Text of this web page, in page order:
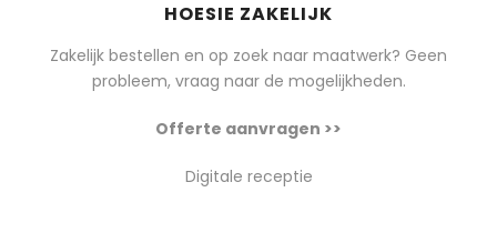
HOESIE ZAKELIJK
Zakelijk bestellen en op zoek naar maatwerk? Geen
probleem, vraag naar de mogelijkheden.
Offerte aanvragen >>
Digitale receptie